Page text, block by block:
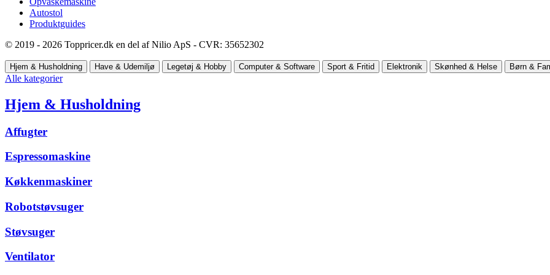
Autostol
Produktguides
© 2019 - 2026 Toppricer.dk en del af Nilio ApS - CVR: 35652302
Hjem & Husholdning Have & Udemiljø Legetøj & Hobby Computer & Software Sport & Fritid Elektronik Skønhed & Helse Børn &
Alle kategorier
Hjem & Husholdning
Affugter
Espressomaskine
Køkkenmaskiner
Robotstøvsuger
Støvsuger
Ventilator